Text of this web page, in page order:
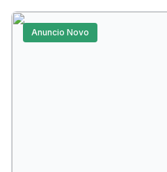
Anuncio Novo